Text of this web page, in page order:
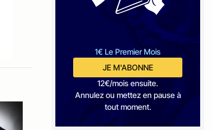
1€ Le Premier Mois
JE M'ABONNE
12€/mois ensuite.
Annulez ou mettez en pause à
tout moment.